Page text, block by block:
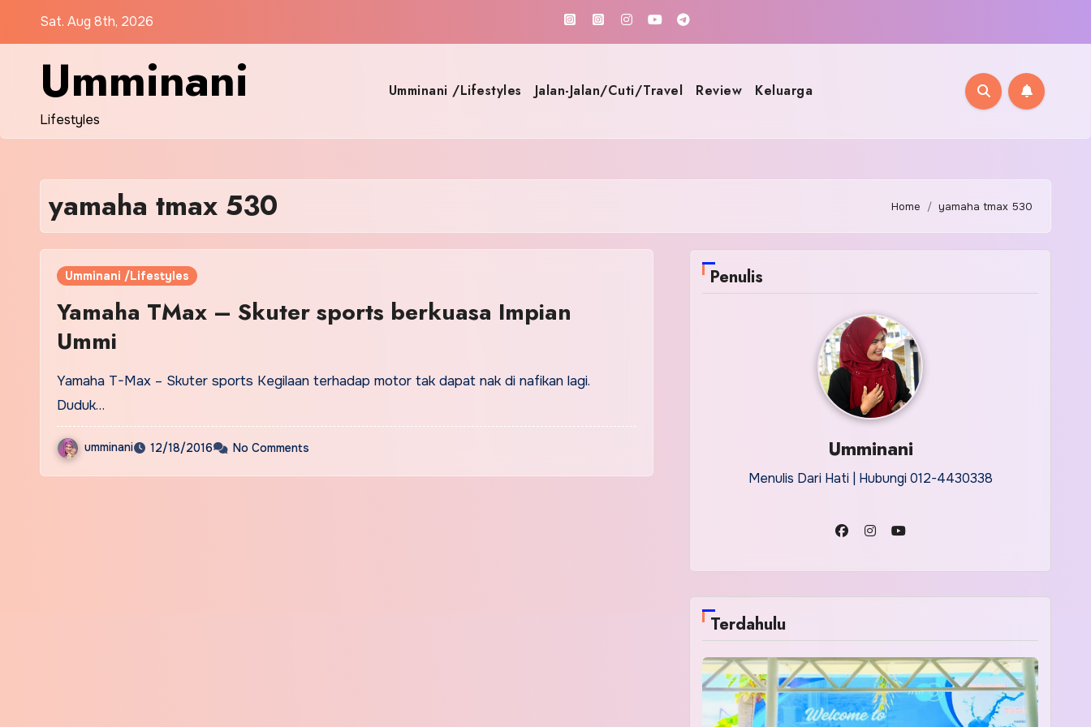
Sat. Aug 8th, 2026
Umminani
Lifestyles
Umminani /Lifestyles Jalan-Jalan/Cuti/Travel Review Keluarga
yamaha tmax 530 Home yamaha tmax 530
Umminani /Lifestyles
Yamaha TMax – Skuter sports berkuasa Impian
Ummi
Yamaha T-Max – Skuter sports Kegilaan terhadap motor tak dapat nak di nafikan lagi.
Duduk…
umminani 12/18/2016 No Comments
Penulis
Umminani
Menulis Dari Hati | Hubungi 012-4430338
Terdahulu